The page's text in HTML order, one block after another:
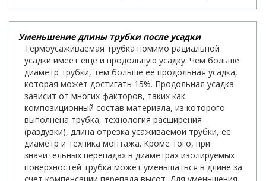
Уменьшение длины трубки после усадки
Термоусаживаемая трубка помимо радиальной
усадки имеет еще и продольную усадку. Чем больше
диаметр трубки, тем больше ее продольная усадка,
которая может достигать 15%. Продольная усадка
зависит от многих факторов, таких как
композиционный состав материала, из которого
выполнена трубка, технология расширения
(раздувки), длина отрезка усаживаемой трубки, ее
диаметр и техника монтажа. Кроме того, при
значительных перепадах в диаметрах изолируемых
поверхностей трубка может уменьшаться в длине за